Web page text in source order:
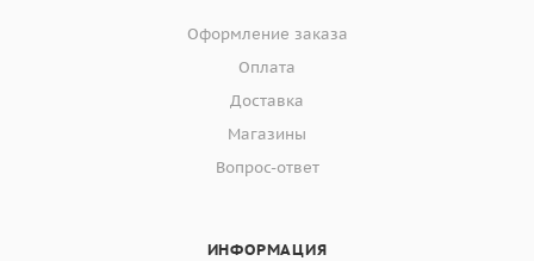
Оформление заказа
Оплата
Доставка
Магазины
Вопрос-ответ
ИНФОРМАЦИЯ